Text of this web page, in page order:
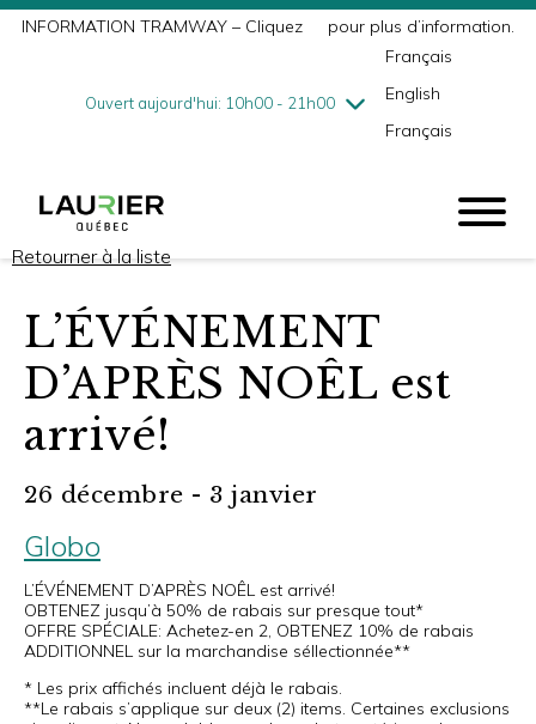
INFORMATION TRAMWAY – Cliquez pour plus d’information.
Ouvert aujourd'hui: 10h00 - 21h00
mercredi8/5
10h00 - 18h00
vendredi8/7
10h00 - 21h00
Français
English
Français
Retourner à la liste
L’ÉVÉNEMENT
D’APRÈS NOÊL est
arrivé!
26 décembre - 3 janvier
Globo
L’ÉVÉNEMENT D’APRÈS NOÊL est arrivé!
OBTENEZ jusqu’à 50% de rabais sur presque tout*
OFFRE SPÉCIALE: Achetez-en 2, OBTENEZ 10% de rabais
ADDITIONNEL sur la marchandise séllectionnée**
* Les prix affichés incluent déjà le rabais.
**Le rabais s’applique sur deux (2) items. Certaines exclusions